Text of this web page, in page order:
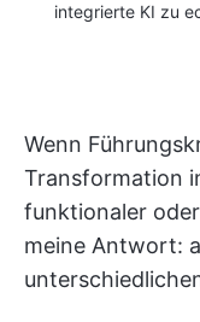
integrierte KI zu
Wenn
Transformation
funktionaler
meine Antwort: